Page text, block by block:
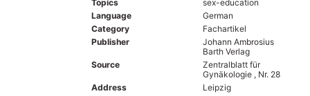
Topics
sex-education
Language
German
Category
Fachartikel
Publisher
Johann Ambrosius
Barth Verlag
Source
Zentralblatt für
Gynäkologie , Nr. 28
Address
Leipzig